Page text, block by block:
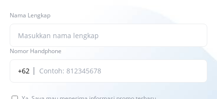
Nama Lengkap
Nomor Handphone
+62